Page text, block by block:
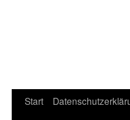
Start